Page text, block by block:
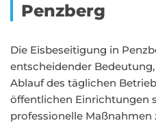
Penzberg
Die Eisbeseitigung in
entscheidender
Ablauf des täglichen
öffentlichen Einrichtungen
professionelle